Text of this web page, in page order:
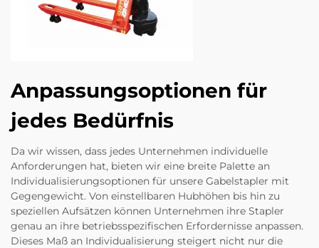
Anpassungsoptionen für
jedes Bedürfnis
Da wir wissen, dass jedes Unternehmen individuelle
Anforderungen hat, bieten wir eine breite Palette an
Individualisierungsoptionen für unsere Gabelstapler mit
Gegengewicht. Von einstellbaren Hubhöhen bis hin zu
speziellen Aufsätzen können Unternehmen ihre Stapler
genau an ihre betriebsspezifischen Erfordernisse anpassen.
Dieses Maß an Individualisierung steigert nicht nur die